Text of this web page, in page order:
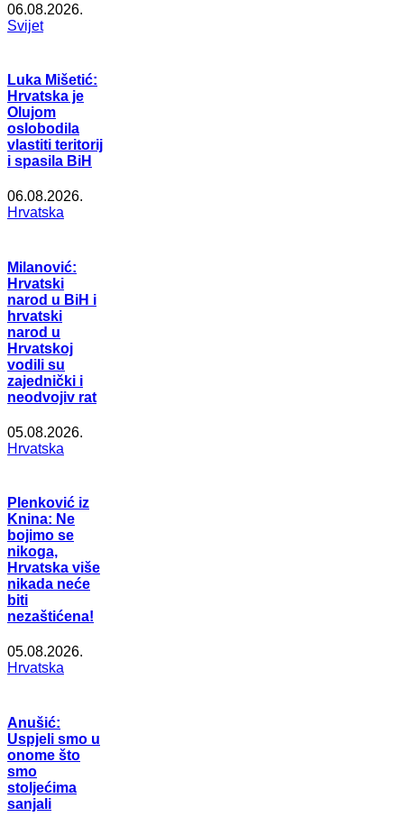
06.08.2026.
Svijet
Luka Mišetić:
Hrvatska je
Olujom
oslobodila
vlastiti teritorij
i spasila BiH
06.08.2026.
Hrvatska
Milanović:
Hrvatski
narod u BiH i
hrvatski
narod u
Hrvatskoj
vodili su
zajednički i
neodvojiv rat
05.08.2026.
Hrvatska
Plenković iz
Knina: Ne
bojimo se
nikoga,
Hrvatska više
nikada neće
biti
nezaštićena!
05.08.2026.
Hrvatska
Anušić:
Uspjeli smo u
onome što
smo
stoljećima
sanjali